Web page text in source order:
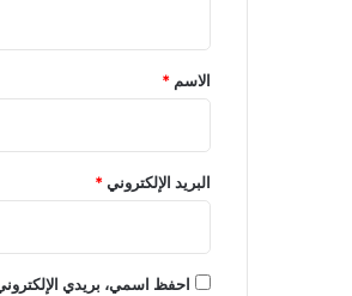
*
الاسم *
البريد الإلكتروني*
احفظ اسمي، بريدي